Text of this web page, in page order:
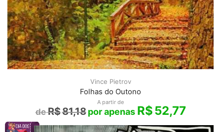
Vince Pietrov
Folhas do Outono
A partir de
R$81,18 R$52,77